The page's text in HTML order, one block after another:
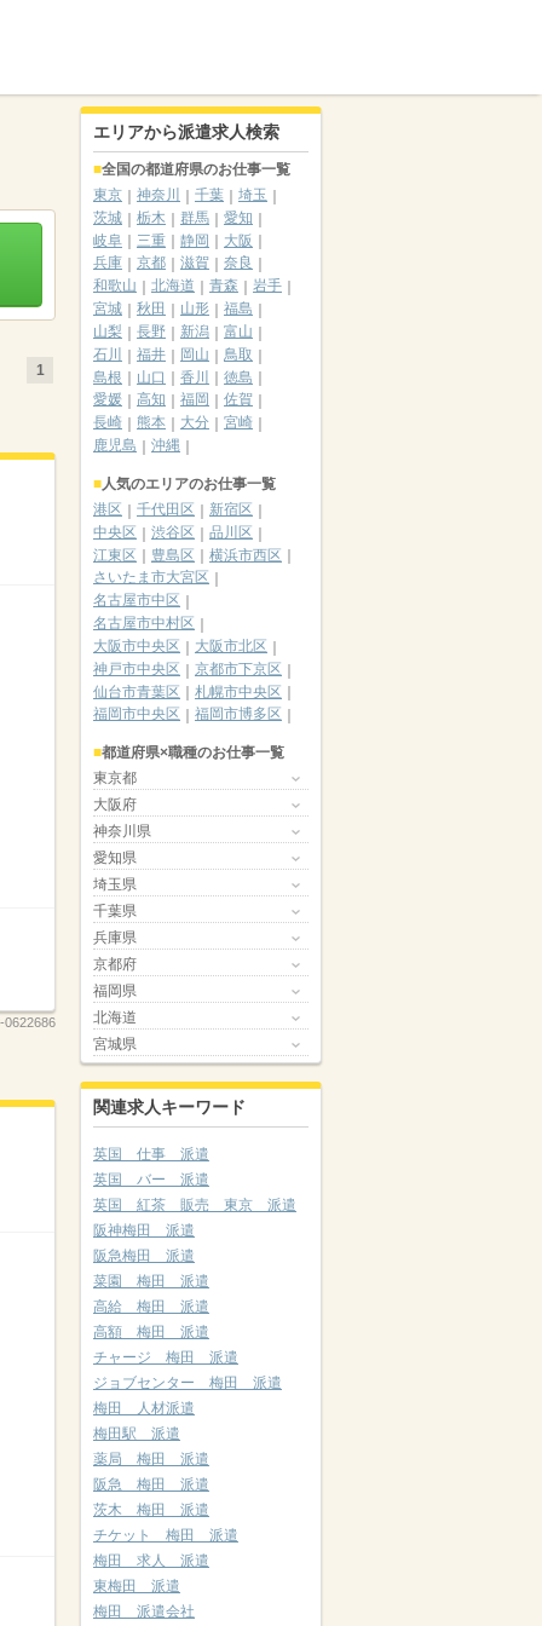
1
0622686
エリアから派遣求人検索
全国の都道府県のお仕事一覧
東京
神奈川 千葉
埼玉
茨城
栃木 群馬
愛知
岐阜
三重 静岡
大阪
兵庫
京都 滋賀
奈良
和歌山
北海道 青森
岩手
宮城
秋田 山形
福島
山梨
長野 新潟
富山
石川
福井 岡山
鳥取
島根
山口 香川
徳島
愛媛
高知 福岡
佐賀
長崎
熊本 大分
宮崎
鹿児島
沖縄
人気のエリアのお仕事一覧
港区
千代田区
新宿区
中央区
渋谷区
品川区
江東区
豊島区
横浜市西区
さいたま市大宮区
名古屋市中区
名古屋市中村区
大阪市中央区
大阪市北区
神戸市中央区
京都市下京区
仙台市青葉区
札幌市中央区
福岡市中央区
福岡市博多区
都道府県×職種のお仕事一覧
東京都
大阪府
神奈川県
愛知県
埼玉県
千葉県
兵庫県
京都府
福岡県
北海道
宮城県
関連求人キーワード
英国 仕事 派遣
英国 バー 派遣
英国 紅茶 販売 東京 派遣
阪神梅田 派遣
阪急梅田 派遣
菜園 梅田 派遣
高給 梅田 派遣
高額 梅田 派遣
チャージ 梅田 派遣
ジョブセンター 梅田 派遣
梅田 人材派遣
梅田駅 派遣
薬局 梅田 派遣
阪急 梅田 派遣
茨木 梅田 派遣
チケット 梅田 派遣
梅田 求人 派遣
東梅田 派遣
梅田 派遣会社